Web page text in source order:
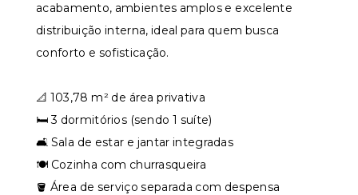
acabamento, ambientes amplos e excelente
distribuição interna, ideal para quem busca
conforto e sofisticação.
📐 103,78 m² de área privativa
🛏️ 3 dormitórios (sendo 1 suíte)
🛋️ Sala de estar e jantar integradas
🍽️ Cozinha com churrasqueira
🪣 Área de serviço separada com despensa